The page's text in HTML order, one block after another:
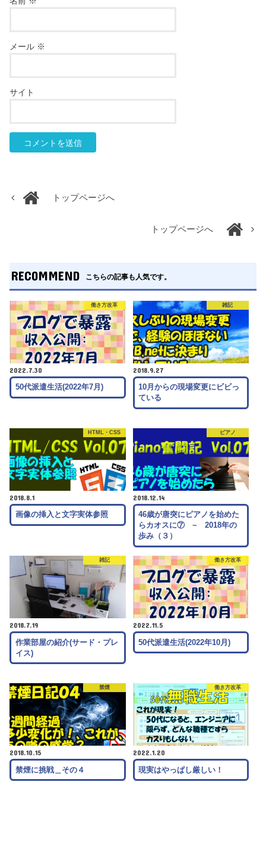
メール ※
サイト
トップページへ
トップページへ
RECOMMEND こちらの記事も人気です。
働き方改革
2022.7.30
50代派遣生活(2022年7月)
雑記
2018.9.27
10月からの現場変更にビビっ
ている
HTML・CSS
2018.8.1
画像の挿入と文字実体参照
ピアノ
2018.12.14
46歳が唐突にピアノを始めた
らカオスに⑦ ~ 2018年の
歩み（３）
雑記
2018.7.19
作業部屋の紹介(サード・プレ
イス)
働き方改革
2022.11.5
50代派遣生活(2022年10月)
禁煙
2018.10.15
禁煙に挑戦＿その４
働き方改革
2022.1.20
現実はやっぱし厳しい！